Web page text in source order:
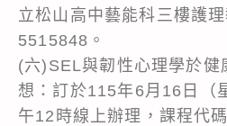
立松山高中藝能科三樓護
5515848。
(六)SEL與韌性心理學於健
想：訂於115年6月16日（
午12時線上辦理，課程代